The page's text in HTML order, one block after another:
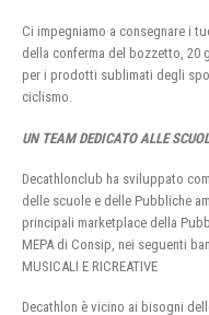
Ci impegniamo a consegnare i
della conferma del bozzetto,
per i prodotti sublimati degli
ciclismo.
UN TEAM DEDICATO ALLE
Decathlonclub ha sviluppato
delle scuole e delle Pubbliche
principali marketplace della
MEPA di Consip, nei seguenti
MUSICALI E RICREATIVE
Decathlon è vicino ai bisogni